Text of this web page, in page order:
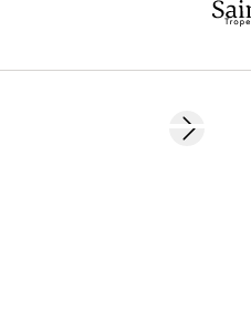
Next slide